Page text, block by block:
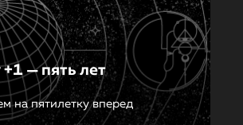
— пять лет
на пятилетку вперед